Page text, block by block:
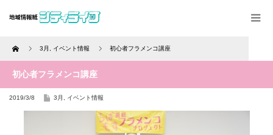
Home 3月 イベント情報 初心者フラメンコ講座
初心者フラメンコ講座
2019/3/8 3月 イベント情報